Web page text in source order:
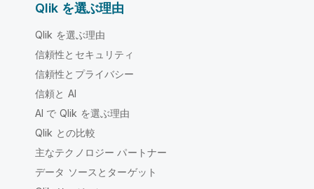
Qlik を選ぶ理由
Qlik を選ぶ理由
信頼性とセキュリティ
信頼性とプライバシー
信頼と AI
AI で Qlik を選ぶ理由
Qlik との比較
主なテクノロジー パートナー
データ ソースとターゲット